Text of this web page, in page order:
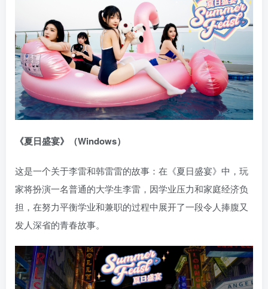
《夏日盛宴》（Windows）
这是一个关于李雷和韩雷雷的故事：在《夏日盛宴》中，玩
家将扮演一名普通的大学生李雷，因学业压力和家庭经济负
担，在努力平衡学业和兼职的过程中展开了一段令人捧腹又
发人深省的青春故事。